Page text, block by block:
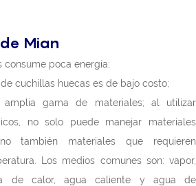
Mian
consume poca energía;
cuchillas huecas es de bajo costo;
amplia gama de materiales; al utilizar
no solo puede manejar materiales
también materiales que requieren
Los medios comunes son: vapor,
de calor, agua caliente y agua de